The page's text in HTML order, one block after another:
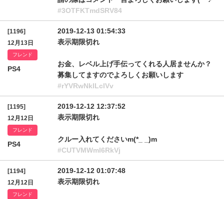
#3OTFKTmdSRV84
[1196]
12月13日
フレンド
PS4
2019-12-13 01:54:33
表示期限切れ
お金、レベル上げ手伝ってくれる人居ませんか？
募集してますのでよろしくお願いします
#rYVRwNklLclVv
[1195]
12月12日
フレンド
PS4
2019-12-12 12:37:52
表示期限切れ
クルー入れてくださいm(*_ _)m
#CUTVMWml6RkVj
[1194]
12月12日
フレンド
2019-12-12 01:07:48
表示期限切れ